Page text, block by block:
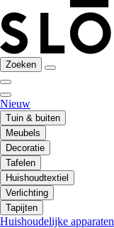
Zoeken
Nieuw
Tuin & buiten
Meubels
Decoratie
Tafelen
Huishoudtextiel
Verlichting
Tapijten
Huishoudelijke apparaten